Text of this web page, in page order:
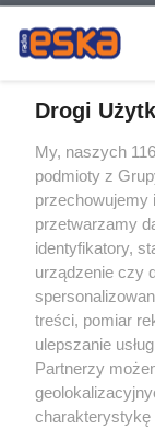
Żaden utwór
rozpowszechniany
tym także
eksploatacji w
bez pisemnej zgody
wykorzystanie
bez właściwej
prawnie.
Drogi
My, naszych
podmioty z
przechowujemy
przetwarzamy
identyfikatory,
urządzenie czy
treści, pomiar
ulepszanie
Partnerzy
charakterystykę